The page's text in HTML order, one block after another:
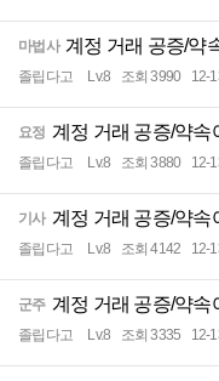
마법사 계정 거래 공증/약
졸립다고 Lv.8 조회 3990 12-
요정 계정 거래 공증/약속
졸립다고 Lv.8 조회 3880 12-
기사 계정 거래 공증/약속
졸립다고 Lv.8 조회 4142 12-
군주 계정 거래 공증/약속
졸립다고 Lv.8 조회 3335 12-